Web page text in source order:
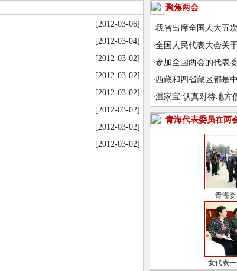
[2012-03-06]
[2012-03-04]
[2012-03-02]
[2012-03-02]
[2012-03-02]
[2012-03-02]
[2012-03-02]
[2012-03-02]
聚焦两会
·我省出席全国人大五
·全国人民代表大会关
·参加全国两会的代表
·西藏和四省藏区都是
·温家宝:认真对待地方
青海代表委员在两
青海
女代表